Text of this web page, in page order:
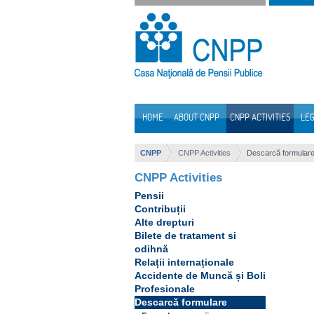
Skip to Content
HOME ABOUT CNPP CNPP ACTIVITIES
CNPP CNPP Activities Descarcă formulare
CNPP Activities
Pensii
Contribuții
Alte drepturi
Bilete de tratament si
odihnă
Relații internaționale
Accidente de Muncă și Boli
Profesionale
Descarcă formulare